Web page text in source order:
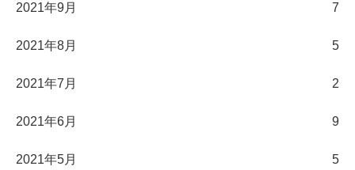
2021年9月 7
2021年8月 5
2021年7月 2
2021年6月 9
2021年5月 5